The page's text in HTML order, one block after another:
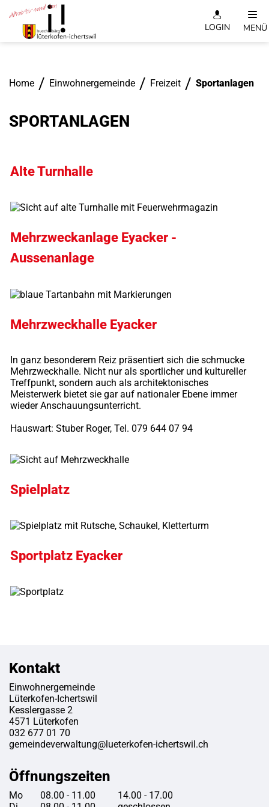
Kopfzeile
MENÜ
LOGIN
Home Einwohnergemeinde Freizeit Sportanlagen
SPORTANLAGEN
Alte Turnhalle
Mehrzweckanlage Eyacker -
Aussenanlage
Mehrzweckhalle Eyacker
In ganz besonderem Reiz präsentiert sich die schmucke
Mehrzweckhalle. Nicht nur als sportlicher und kultureller
Treffpunkt, sondern auch als architektonisches
Meisterwerk bietet sie gar auf nationaler Ebene immer
wieder Anschauungsunterricht.
Hauswart: Stuber Roger, Tel. 079 644 07 94
Spielplatz
Sportplatz Eyacker
Fusszeile
Kontakt
Einwohnergemeinde
Lüterkofen-Ichertswil
Kesslergasse 2
4571 Lüterkofen
032 677 01 70
gemeindeverwaltung@lueterkofen-ichertswil.ch
Öffnungszeiten
Mo
08.00 - 11.00
14.00 - 17.00